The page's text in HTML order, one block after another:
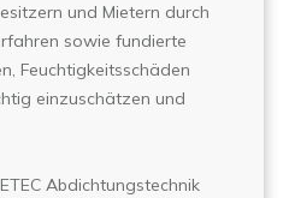
und Mietern durch
sowie fundierte
Feuchtigkeitsschäden
einzuschätzen und
Abdichtungstechnik